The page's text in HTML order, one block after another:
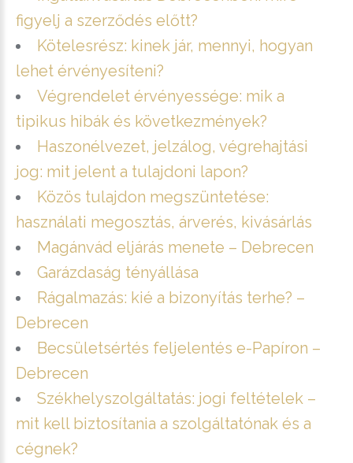
figyelj a szerződés előtt?
Kötelesrész: kinek jár, mennyi, hogyan
lehet érvényesíteni?
Végrendelet érvényessége: mik a
tipikus hibák és következmények?
Haszonélvezet, jelzálog, végrehajtási
jog: mit jelent a tulajdoni lapon?
Közös tulajdon megszüntetése:
használati megosztás, árverés, kivásárlás
Magánvád eljárás menete – Debrecen
Garázdaság tényállása
Rágalmazás: kié a bizonyítás terhe? –
Debrecen
Becsületsértés feljelentés e-Papíron –
Debrecen
Székhelyszolgáltatás: jogi feltételek –
mit kell biztosítania a szolgáltatónak és a
cégnek?